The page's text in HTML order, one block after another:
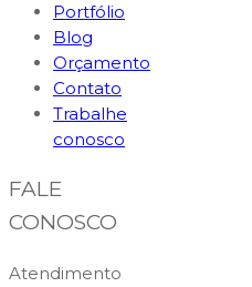
Portfólio
Blog
Orçamento
Contato
Trabalhe
conosco
FALE
CONOSCO
Atendimento